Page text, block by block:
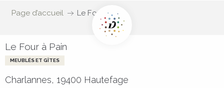
Page d’accueil Le Four à Pain
Le Four à Pain
MEUBLÉS ET GÎTES
Charlannes, 19400 Hautefage